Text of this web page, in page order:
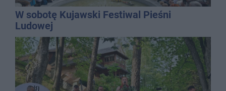
W sobotę Kujawski Festiwal Pieśni
Ludowej